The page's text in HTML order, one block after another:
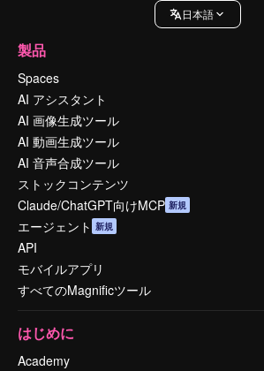
日本語
製品
Spaces
AI アシスタント
AI 画像生成ツール
AI 動画生成ツール
AI 音声合成ツール
ストックコンテンツ
Claude/ChatGPT向けMCP 新規
エージェント 新規
API
モバイルアプリ
すべてのMagnificツール
はじめに
Academy